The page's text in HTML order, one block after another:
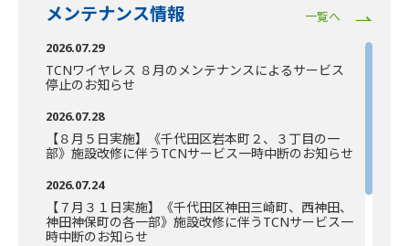
【重要】テレビサービス放送方式の変更に伴う視聴不
可の対応方法のご案内
2026.07.01
『タカラヅカ・スカイ・ステージ』7月スタートキャ
ンペーンのお知らせ！
2026.07.01
「ケーブルテレビ 夏の高校野球」生中継のお知らせ
2026.06.30
【重要】「ケーブルプラスSTB-2」における番組検索
機能および「ケーブルプラスRemote」の不具合につ
きまして
メンテナンス情報
一覧へ
2026.07.29
TCNワイヤレス ８月のメンテナンスによるサービス
停止のお知らせ
2026.07.28
【８月５日実施】《千代田区岩本町２、３丁目の一
部》 施設改修に伴うTCNサービス一時中断のお知らせ
2026.07.24
【７月３１日実施】《千代田区神田三崎町、西神田、
神田神保町の各一部》 施設改修に伴うTCNサービス一
時中断のお知らせ